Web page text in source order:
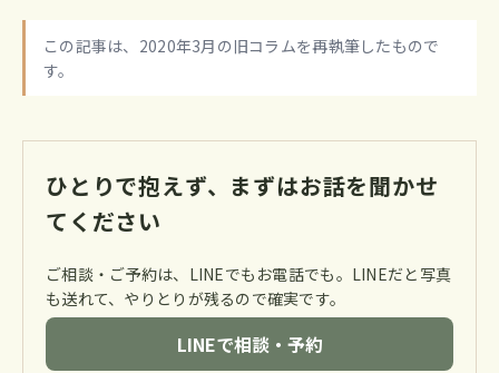
この記事は、2020年3月の旧コラムを再執筆したもので
す。
ひとりで抱えず、まずはお話を聞かせ
てください
ご相談・ご予約は、LINEでもお電話でも。LINEだと写真
も送れて、やりとりが残るので確実です。
LINEで相談・予約